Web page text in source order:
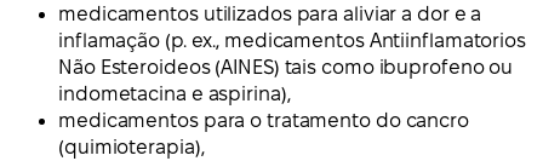
medicamentos utilizados para aliviar a dor e a
inflamação (p. ex., medicamentos Antiinflamatorios
Não Esteroideos (AINES) tais como ibuprofeno ou
indometacina e aspirina),
medicamentos para o tratamento do cancro
(quimioterapia),